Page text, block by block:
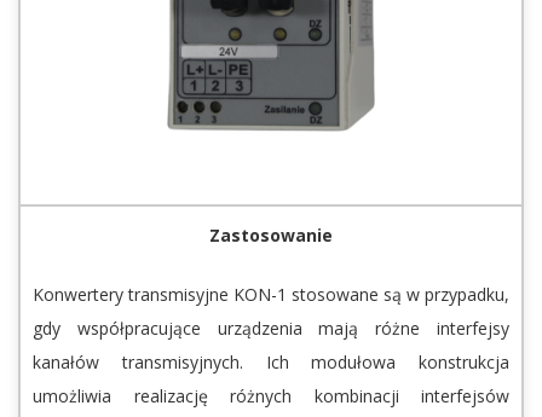
Zastosowanie
Konwertery transmisyjne KON-1 stosowane są w przypadku,
gdy współpracujące urządzenia mają różne interfejsy
kanałów transmisyjnych. Ich modułowa konstrukcja
umożliwia realizację różnych kombinacji interfejsów